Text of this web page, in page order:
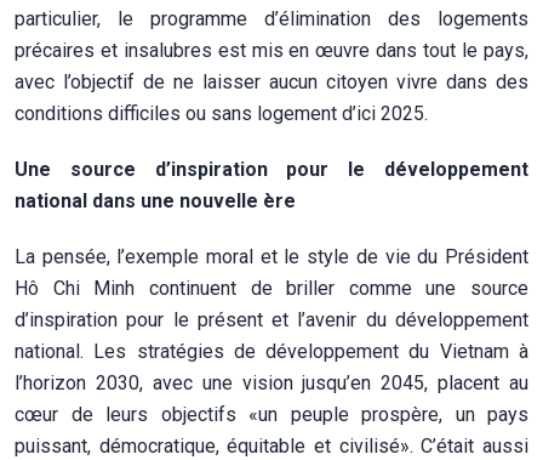
particulier, le programme d’élimination des logements
précaires et insalubres est mis en œuvre dans tout le pays,
avec l’objectif de ne laisser aucun citoyen vivre dans des
conditions difficiles ou sans logement d’ici 2025.
Une source d’inspiration pour le développement
national dans une nouvelle ère
La pensée, l’exemple moral et le style de vie du Président
Hô Chi Minh continuent de briller comme une source
d’inspiration pour le présent et l’avenir du développement
national. Les stratégies de développement du Vietnam à
l’horizon 2030, avec une vision jusqu’en 2045, placent au
cœur de leurs objectifs «un peuple prospère, un pays
puissant, démocratique, équitable et civilisé». C’était aussi